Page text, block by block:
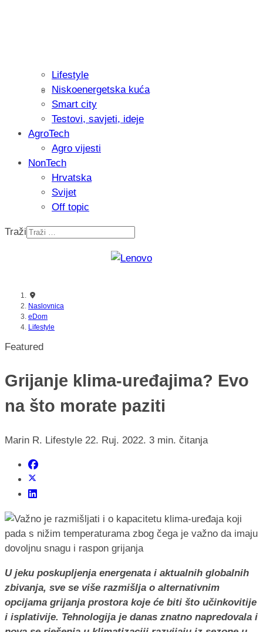
Isprobali smo: Thermostar
Recenzija: Einhell Professional CP-
Lifestyle
Niskoenergetska kuća
Smart city
Testovi, savjeti, ideje
AgroTech
Agro vijesti
NonTech
Hrvatska
Svijet
Off topic
Traži
Naslovnica
eDom
Lifestyle
Featured
Grijanje klima-uređajima? Evo
na što morate paziti
Marin R. Lifestyle 22. Ruj. 2022. 3 min. čitanja
U jeku poskupljenja energenata i aktualnih globalnih
zbivanja, sve se više razmišlja o alternativnim
opcijama grijanja prostora koje će biti što učinkovitije
i isplativije. Tehnologija je danas znatno napredovala i